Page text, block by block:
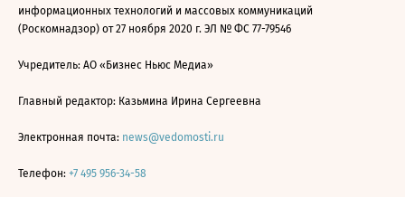
информационных технологий и массовых коммуникаций
(Роскомнадзор) от 27 ноября 2020 г. ЭЛ № ФС 77-79546
Учредитель: АО «Бизнес Ньюс Медиа»
Главный редактор: Казьмина Ирина Сергеевна
Электронная почта: news@vedomosti.ru
Телефон: +7 495 956-34-58